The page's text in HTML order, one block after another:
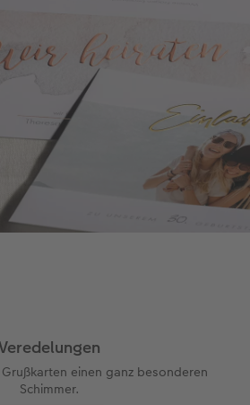
einen ganz besonderen
Schimmer.